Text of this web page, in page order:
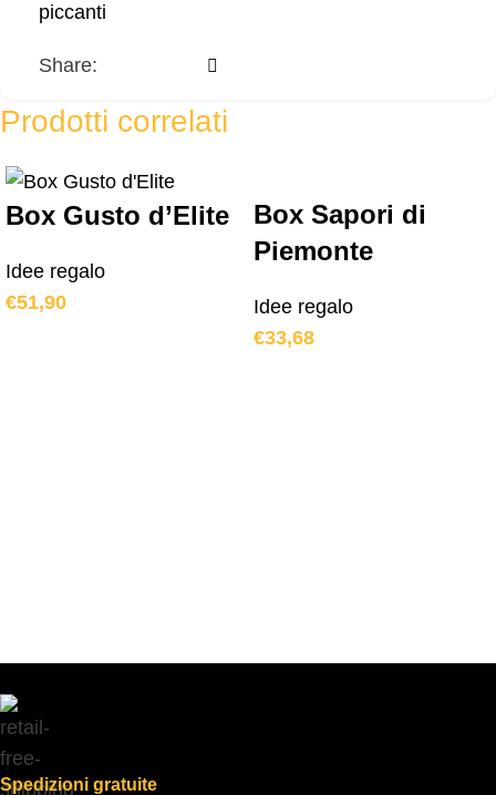
piccanti
Share:
Prodotti correlati
Box Gusto d’Elite
Idee regalo
€51,90
Box Sapori di
Piemonte
Idee regalo
€33,68
Spedizioni gratuite